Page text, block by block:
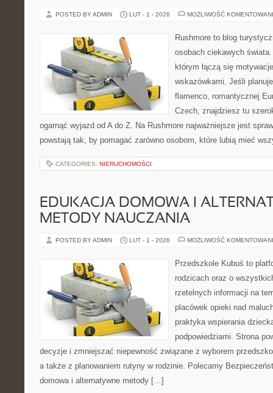
POSTED BY ADMIN LUT - 1 - 2026 MOŻLIWOŚĆ
Rushmore to blog
osobach ciekawych
którym łączą się
wskazówkami. Jeśli
flamenco, romantycznej
Czech, znajdziesz tu
ogarnąć wyjazd od A do Z. Na Rushmore najważniejsze jest
powstają tak, by pomagać zarówno osobom, które lubią mieć
CATEGORIES: NIERUCHOMOŚCI
EDUKACJA DOMOWA I
METODY NAUCZANIA
POSTED BY ADMIN LUT - 1 - 2026 MOŻLIWOŚĆ
Przedszkole Kubuś to
rodzicach oraz o
rzetelnych informacji na
placówek opieki nad
praktyka wspierania
podpowiedziami. Strona
decyzje i zmniejszać niepewność związane z wyborem
a także z planowaniem rutyny w rodzinie. Polecamy
domowa i alternatywne metody […]